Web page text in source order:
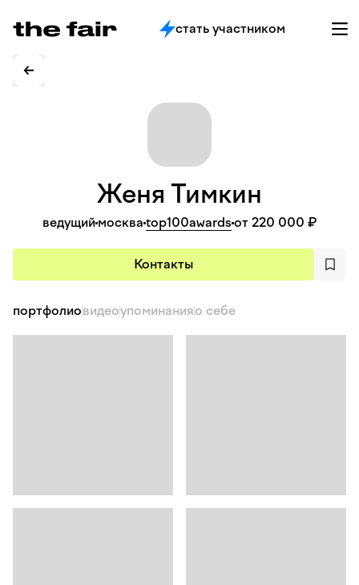
стать участником
Женя Тимкин
ведущий москва top100awardsот 220 000 ₽
Контакты
портфолиовидеоупоминанияо себе